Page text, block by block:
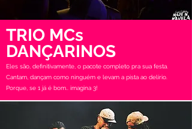
TRIO MCs
DANÇARINOS
Eles são, definitivamente, o pacote completo pra sua festa.
Cantam, dançam como ninguém e levam a pista ao delírio.
Porque, se 1 já é bom.. imagina 3!